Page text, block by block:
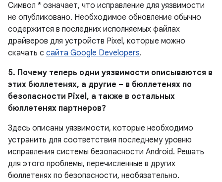
Символ * означает, что исправление для уязвимости
не опубликовано. Необходимое обновление обычно
содержится в последних исполняемых файлах
драйверов для устройств Pixel, которые можно
скачать с сайта Google Developers.
5. Почему теперь одни уязвимости описываются в
этих бюллетенях, а другие – в бюллетенях по
безопасности Pixel, а также в остальных
бюллетенях партнеров?
Здесь описаны уязвимости, которые необходимо
устранить для соответствия последнему уровню
исправления системы безопасности Android. Решать
для этого проблемы, перечисленные в других
бюллетенях по безопасности, необязательно.